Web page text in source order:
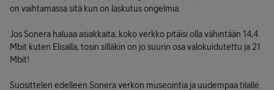
on vaihtamassa sitä kun on laskutus ongelmia.
Jos Sonera haluaa asiakkaita, koko verkko pitäisi olla vähintään 14,4
Mbit kuten Elisalla, tosin silläkin on jo suurin osa valokuidutettu ja 21
Mbit!
Suosittelen edelleen Sonera verkon museointia ja uudempaa tilalle.